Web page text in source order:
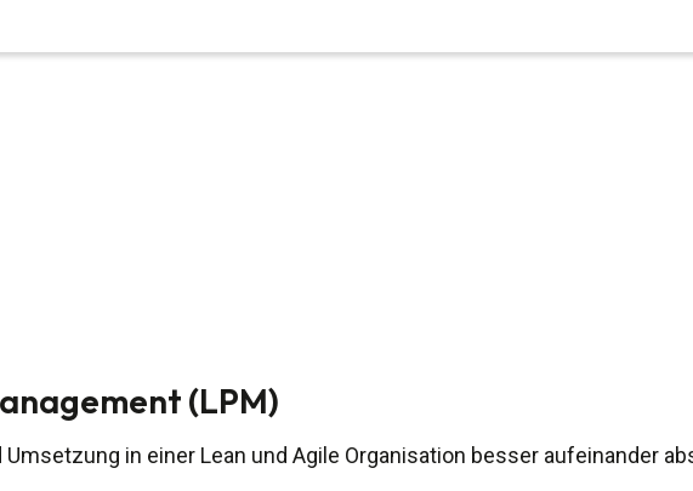
(LPM)
in einer Lean und Agile Organisation besser aufeinander